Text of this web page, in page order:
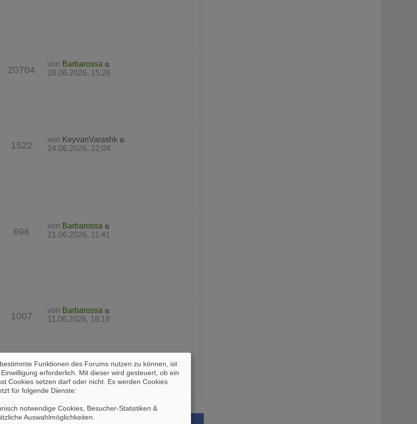
20704
von Barbarossa
28.06.2026, 15:26
1522
von KeyvanVarashk
24.06.2026, 22:04
696
von Barbarossa
21.06.2026, 11:41
1007
von Barbarossa
11.06.2026, 18:18
Funktionen des Forums nutzen zu können, ist
erforderlich. Mit dieser wird gesteuert, ob ein
Cookies setzen darf oder nicht. Es werden Cookies
für folgende Dienste:
notwendige Cookies, Besucher-Statistiken &
Auswahlmöglichkeiten